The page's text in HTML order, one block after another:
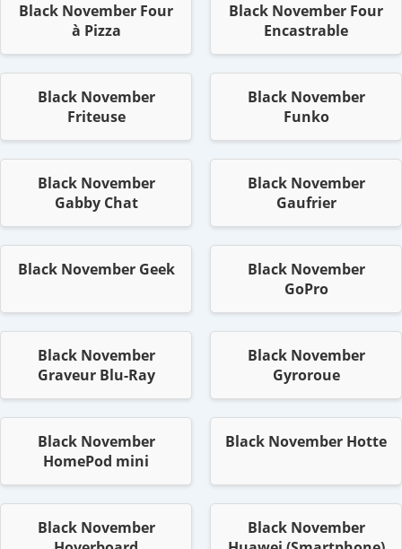
Black November Four
à Pizza
Black November Four
Encastrable
Black November
Friteuse
Black November
Funko
Black November
Gabby Chat
Black November
Gaufrier
Black November Geek
Black November
GoPro
Black November
Graveur Blu-Ray
Black November
Gyroroue
Black November
HomePod mini
Black November Hotte
Black November
Black November